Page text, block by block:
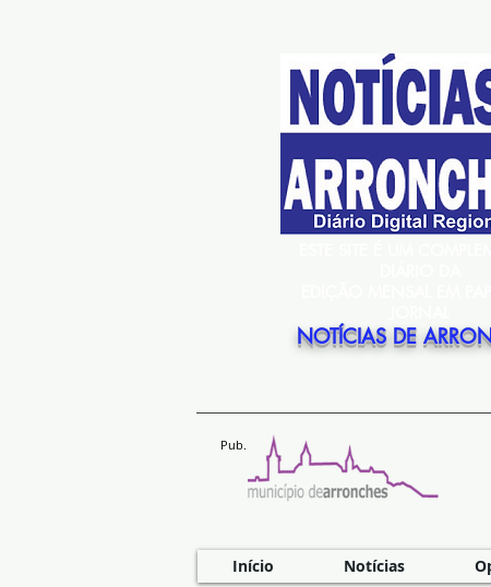
NOTÍCIAS DE
Pub.
Início Notícias